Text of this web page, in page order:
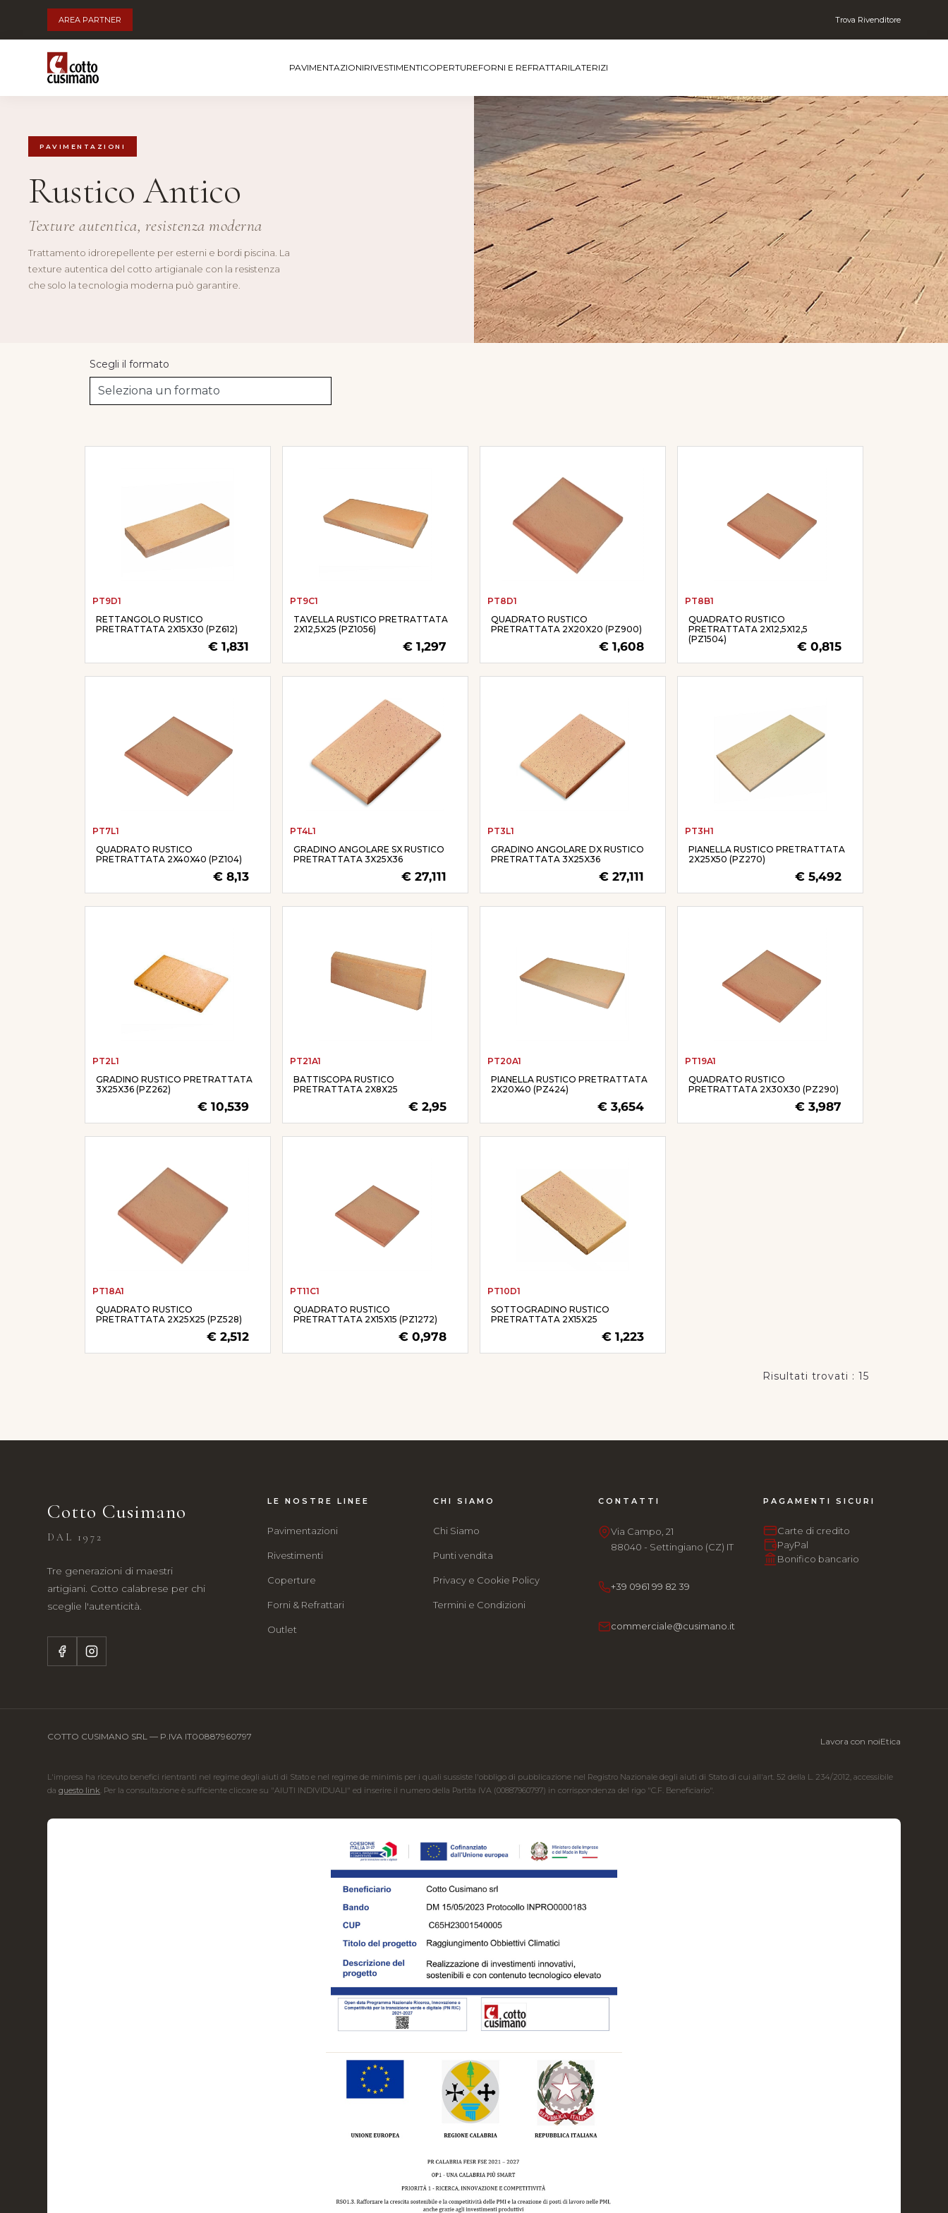
AREA PARTNER Trova Rivenditore
PAVIMENTAZIONIRIVESTIMENTICOPERTUREFORNI E REFRATTARILATERIZI
PAVIMENTAZIONI
Rustico Antico
Texture autentica, resistenza moderna
Trattamento idrorepellente per esterni e bordi piscina. La
texture autentica del cotto artigianale con la resistenza
che solo la tecnologia moderna può garantire.
Scegli il formato
PT9D1
RETTANGOLO RUSTICO
PRETRATTATA 2X15X30 (PZ612)
€ 1,831
PT9C1
TAVELLA RUSTICO PRETRATTATA
2X12,5X25 (PZ1056)
€ 1,297
PT8D1
QUADRATO RUSTICO
PRETRATTATA 2X20X20 (PZ900)
€ 1,608
PT8B1
QUADRATO RUSTICO
PRETRATTATA 2X12,5X12,5
(PZ1504)
€ 0,815
PT7L1
QUADRATO RUSTICO
PRETRATTATA 2X40X40 (PZ104)
€ 8,13
PT4L1
GRADINO ANGOLARE SX RUSTICO
PRETRATTATA 3X25X36
€ 27,111
PT3L1
GRADINO ANGOLARE DX RUSTICO
PRETRATTATA 3X25X36
€ 27,111
PT3H1
PIANELLA RUSTICO PRETRATTATA
2X25X50 (PZ270)
€ 5,492
PT2L1
GRADINO RUSTICO PRETRATTATA
3X25X36 (PZ262)
€ 10,539
PT21A1
BATTISCOPA RUSTICO
PRETRATTATA 2X8X25
€ 2,95
PT20A1
PIANELLA RUSTICO PRETRATTATA
2X20X40 (PZ424)
€ 3,654
PT19A1
QUADRATO RUSTICO
PRETRATTATA 2X30X30 (PZ290)
€ 3,987
PT18A1
QUADRATO RUSTICO
PRETRATTATA 2X25X25 (PZ528)
€ 2,512
PT11C1
QUADRATO RUSTICO
PRETRATTATA 2X15X15 (PZ1272)
€ 0,978
PT10D1
SOTTOGRADINO RUSTICO
PRETRATTATA 2X15X25
€ 1,223
Risultati trovati : 15
Cotto Cusimano
DAL 1972
Tre generazioni di maestri
artigiani. Cotto calabrese per chi
sceglie l'autenticità.
LE NOSTRE LINEE
Pavimentazioni
Rivestimenti
Coperture
Forni & Refrattari
Outlet
CHI SIAMO
Chi Siamo
Punti vendita
Privacy e Cookie Policy
Termini e Condizioni
CONTATTI
Via Campo, 21
88040 - Settingiano (CZ) IT
+39 0961 99 82 39
commerciale@cusimano.it
PAGAMENTI SICURI
Carte di credito
PayPal
Bonifico bancario
COTTO CUSIMANO SRL — P.IVA IT00887960797 Lavora con noiEtica
L'impresa ha ricevuto benefici rientranti nel regime degli aiuti di Stato e nel regime de minimis per i quali sussiste l'obbligo di pubblicazione nel Registro Nazionale degli aiuti di Stato di cui all'art. 52 della L. 234/2012, accessibile
daquesto link. Per la consultazione è sufficiente cliccare su "AIUTI INDIVIDUALI" ed inserire il numero della Partita IVA (00887960797) in corrispondenza del rigo "C.F. Beneficiario".